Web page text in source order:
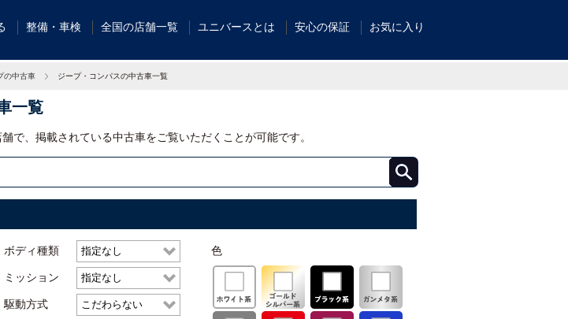
整備・車検 全国の店舗一覧 ユニバースとは 安心の保証 お気に入り
の中古車 ジープ・コンパスの中古車一覧
一覧
で、掲載されている中古車をご覧いただくことが可能です。
ボディ種類
ミッション
駆動方式
色